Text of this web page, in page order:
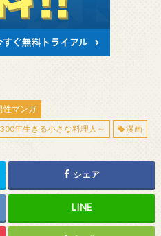
性マンガ
年生きる小さな料理人～ 漫画
シェア